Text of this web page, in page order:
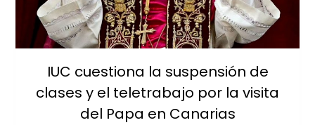
IUC cuestiona la suspensión de
clases y el teletrabajo por la visita
del Papa en Canarias